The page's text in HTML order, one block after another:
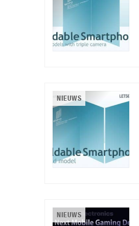
NIEUWS
NIEUWS